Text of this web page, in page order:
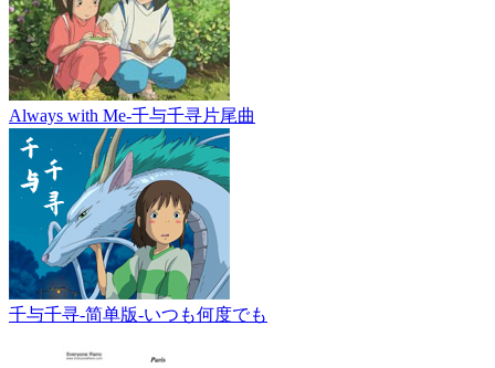
Always with Me-千与千寻片尾曲
千与千寻-简单版-いつも何度でも